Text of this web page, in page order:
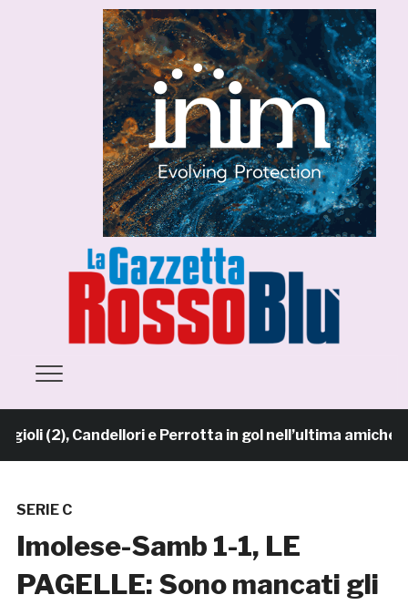
Candellori e Perrotta in gol nell’ultima amichevole.
SERIE C
Imolese-Samb 1-1, LE
PAGELLE: Sono mancati gli